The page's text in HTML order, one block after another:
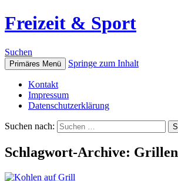
Freizeit & Sport
Suchen
Primäres Menü Springe zum Inhalt
Kontakt
Impressum
Datenschutzerklärung
Suchen nach:
Schlagwort-Archive: Grillen